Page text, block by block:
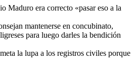
Maduro era correcto «pasar eso a la
mantenerse en concubinato,
para luego darles la bendición
la lupa a los registros civiles porque